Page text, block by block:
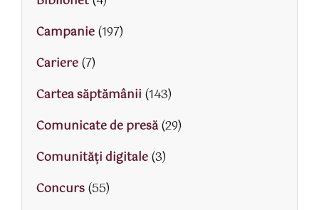
Campanie(197)
Cariere(7)
Cartea săptămânii (143)
Comunicate de presă(29)
Comunități digitale(3)
Concurs(55)